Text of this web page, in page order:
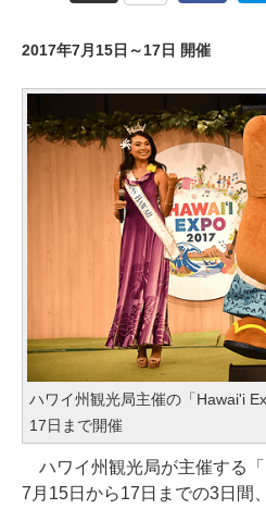
2017年7月15日～17日 開催
ハワイ州観光局主催の「Hawai'i
17日まで開催
ハワイ州観光局が主催する「
7月15日から17日までの3日間